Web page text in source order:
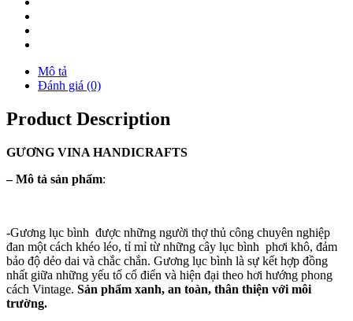
Mô tả
Đánh giá (0)
Product Description
GƯƠNG VINA HANDICRAFTS
–Mô tả sản phẩm:
-Gương lục bình được những người thợ thủ công chuyên nghiệp
đan một cách khéo léo, tỉ mỉ từ những cây lục bình phơi khô, đảm
bảo độ dẻo dai và chắc chắn. Gương lục bình là sự kết hợp đồng
nhất giữa những yếu tố cổ điển và hiện đại theo hơi hướng phong
cách Vintage. Sản phẩm xanh, an toàn, thân thiện với môi
trường.